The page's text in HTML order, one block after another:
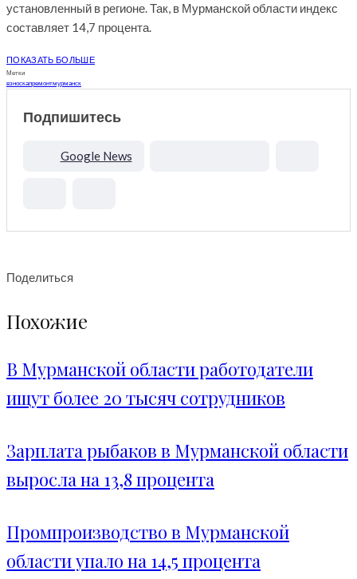
установленный в регионе. Так, в Мурманской области индекс
составляет 14,7 процента.
ПОКАЗАТЬ БОЛЬШЕ
Метки
взноскапремонтмурманск
Подпишитесь
Google News
Поделиться
Похожие
В Мурманской области работодатели
ищут более 20 тысяч сотрудников
Зарплата рыбаков в Мурманской области
выросла на 13,8 процента
Промпроизводство в Мурманской
области упало на 14,5 процента